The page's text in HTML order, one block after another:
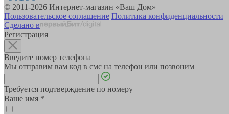
© 2011-2026 Интернет-магазин «Ваш Дом»
Пользовательское соглашение Политика конфиденциальности
Сделано в
Регистрация
Введите номер телефона
Мы отправим вам код в смс на телефон или позвоним
Требуется подтверждение по номеру
Ваше имя *